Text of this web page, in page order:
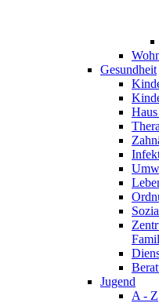
Gesundheit
Jugend
A - Z